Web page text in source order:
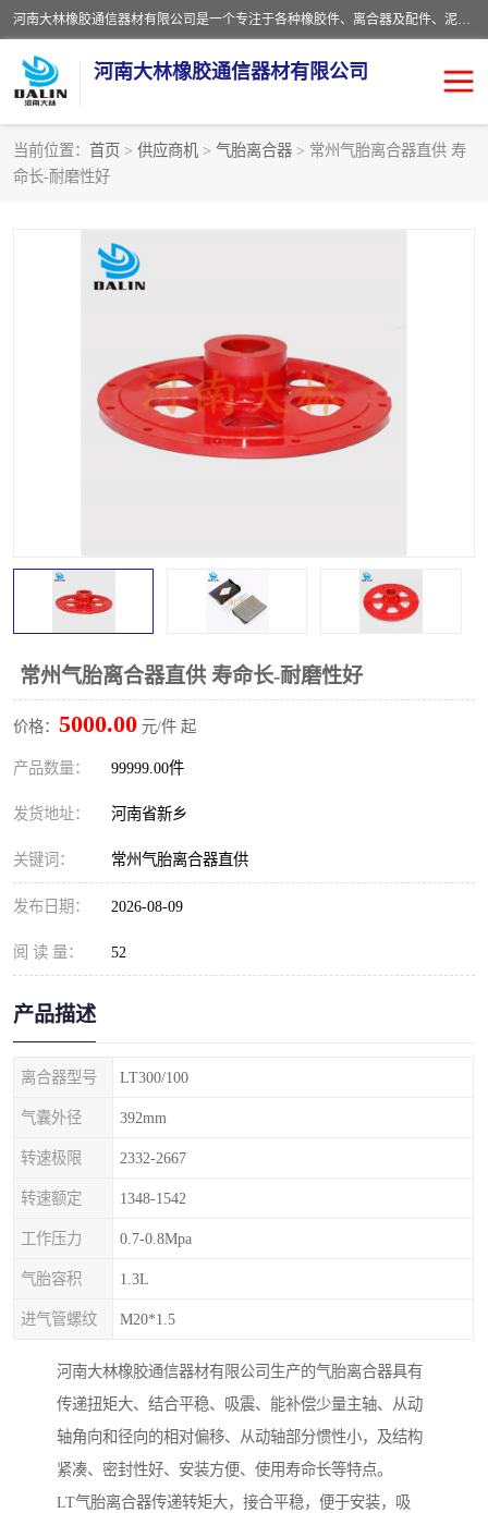
河南大林橡胶通信器材有限公司是一个专注于各种橡胶件、离合器及配件、泥浆泵及配件等产品设计制造和加工的企业。产品应用于矿山、冶金、石油、钢铁、化工、水泥、船舶、造纸、通用机械等各种大功率机械传动或制动装置。
河南大林橡胶通信器材有限公司
当前位置： 首页 > 供应商机 > 气胎离合器 > 常州气胎离合器直供 寿
命长-耐磨性好
常州气胎离合器直供 寿命长-耐磨性好
价格： 5000.00 元/件 起
产品数量： 99999.00件
发货地址： 河南省新乡
关键词： 常州气胎离合器直供
发布日期： 2026-08-09
阅 读 量： 52
产品描述
离合器型号 LT300/100
气囊外径 392mm
转速极限 2332-2667
转速额定 1348-1542
工作压力 0.7-0.8Mpa
气胎容积 1.3L
进气管螺纹 M20*1.5
河南大林橡胶通信器材有限公司生产的气胎离合器具有
传递扭矩大、结合平稳、吸震、能补偿少量主轴、从动
轴角向和径向的相对偏移、从动轴部分惯性小，及结构
紧凑、密封性好、安装方便、使用寿命长等特点。
LT气胎离合器传递转矩大，接合平稳，便于安装，吸
推盘离合器
VC离合器
PO隔膜离合器
气动元件
DY隔膜式离合器 CB离合器
实芯轮胎